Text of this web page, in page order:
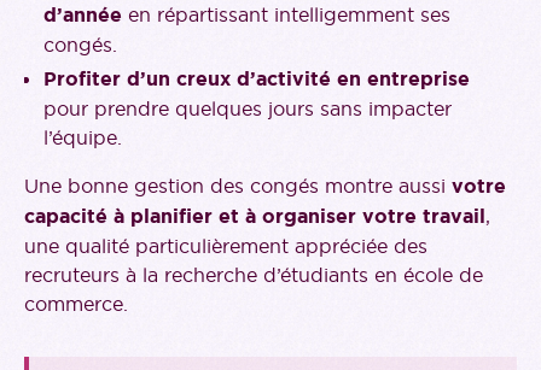
d’année en répartissant intelligemment ses
congés.
Profiter d’un creux d’activité en entreprise
pour prendre quelques jours sans impacter
l’équipe.
Une bonne gestion des congés montre aussi votre
capacité à planifier et à organiser votre travail,
une qualité particulièrement appréciée des
recruteurs à la recherche d’étudiants en école de
commerce.